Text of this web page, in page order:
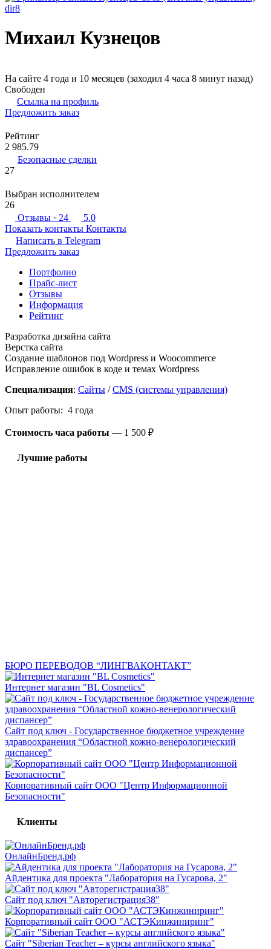
Михаил Кузнецов
На сайте 4 года и 10 месяцев (заходил 4 часа 8 минут назад)
Свободен
Ссылка на профиль
Предложить заказ
Рейтинг
2 985.79
Безопасные сделки
27
Выбран исполнителем
26
Отзывы · 24
5.0
Показать контакты Контакты
Написать в Telegram
Предложить заказ
Портфолио
Прайс-лист
Отзывы
Информация
Рейтинг
Разработка дизайна сайта
Верстка сайта
Создание шаблонов под Wordpress и Woocommerce
Исправление ошибок в коде и темах Wordpress
Специализация: Сайты /CMS (системы управления)
Опыт работы: 4 года
Стоимость часа работы — 1 500 ₽
Лучшие работы
БЮРО ПЕРЕВОДОВ “ЛИНГВАКОНТАКТ”
Интернет магазин "BL Cosmetics"
Сайт под ключ - Государственное бюджетное учреждение
здравоохранения “Областной кожно-венерологический
диспансер”
Корпоративный сайт ООО "Центр Информационной
Безопасности"
Клиенты
ОнлайнБренд.рф
Айдентика для проекта "Лаборатория на Гусарова, 2"
Сайт под ключ "Авторегистрация38"
Корпоративный сайт ООО "АСТЭКинжиниринг"
Сайт "Siberian Teacher – курсы английского языка"